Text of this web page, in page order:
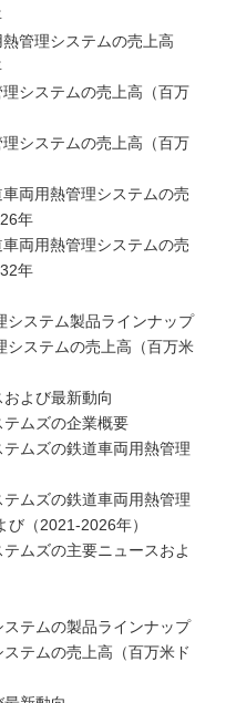
管理システムの売上高
システムの売上高（百万
システムの売上高（百万
両用熱管理システムの売
年
両用熱管理システムの売
年
システム製品ラインナップ
システムの売上高（百万米
よび最新動向
ムズの企業概要
ムズの鉄道車両用熱管理
ムズの鉄道車両用熱管理
（2021-2026年）
ムズの主要ニュースおよ
テムの製品ラインナップ
テムの売上高（百万米ド